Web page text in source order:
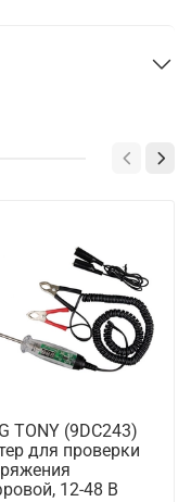
TONY (9DC243)
для проверки
12-48 В